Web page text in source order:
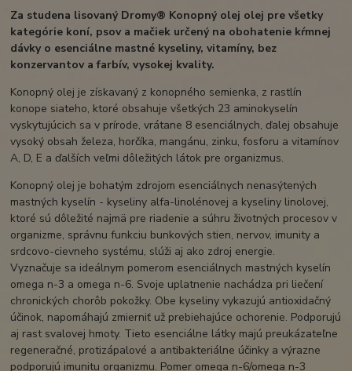
Za studena lisovaný Dromy® Konopný olej olej pre všetky
kategórie koní, psov a mačiek určený na obohatenie kŕmnej
dávky o esenciálne mastné kyseliny, vitamíny, bez
konzervantov a farbív, vysokej kvality.
Konopný olej je získavaný z konopného semienka, z rastlín
konope siateho, ktoré obsahuje všetkých 23 aminokyselín
vyskytujúcich sa v prírode, vrátane 8 esenciálnych, ďalej obsahuje
vysoký obsah železa, horčíka, mangánu, zinku, fosforu a vitamínov
A, D, E a ďalších veľmi dôležitých látok pre organizmus.
Konopný olej je bohatým zdrojom esenciálnych nenasýtených
mastných kyselín - kyseliny alfa-linolénovej a kyseliny linolovej,
ktoré sú dôležité najmä pre riadenie a súhru životných procesov v
organizme, správnu funkciu bunkových stien, nervov, imunity a
srdcovo-cievneho systému, slúži aj ako zdroj energie.
Vyznačuje sa ideálnym pomerom esenciálnych mastných kyselín
omega n-3 a omega n-6. Svoje uplatnenie nachádza pri liečení
chronických chorôb pokožky. Obe kyseliny vykazujú antioxidačný
účinok, napomáhajú zmierniť už prebiehajúce ochorenie. Podporujú
aj rast svalovej hmoty. Tieto esenciálne látky majú preukázateľne
regeneračné, protizápalové a antibakteriálne účinky a výrazne
podporujú imunitu organizmu. Pomer omega n-6/omega n-3